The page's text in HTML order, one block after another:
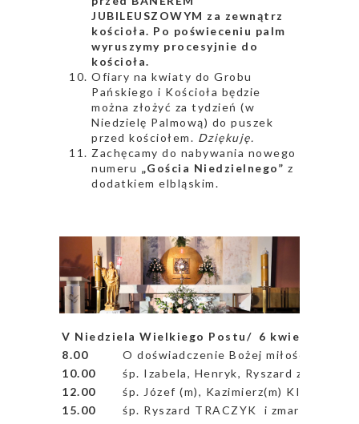
JUBILEUSZOWYM za zewnątrz
kościoła. Po poświeceniu palm
wyruszymy procesyjnie do
kościoła.
Ofiary na kwiaty do Grobu
Pańskiego i Kościoła będzie
można złożyć za tydzień (w
Niedzielę Palmową) do puszek
przed kościołem. Dziękuję.
Zachęcamy do nabywania nowego
numeru „Gościa Niedzielnego” z
dodatkiem elbląskim.
V Niedziela Wielkiego Postu/ 6 kwietnia
8.00
O doświadczenie Bożej miłości dla
10.00
śp. Izabela, Henryk, Ryszard z rodziny
12.00
śp. Józef (m), Kazimierz(m) KIMSO o
15.00
śp. Ryszard TRACZYK i zmarłych z